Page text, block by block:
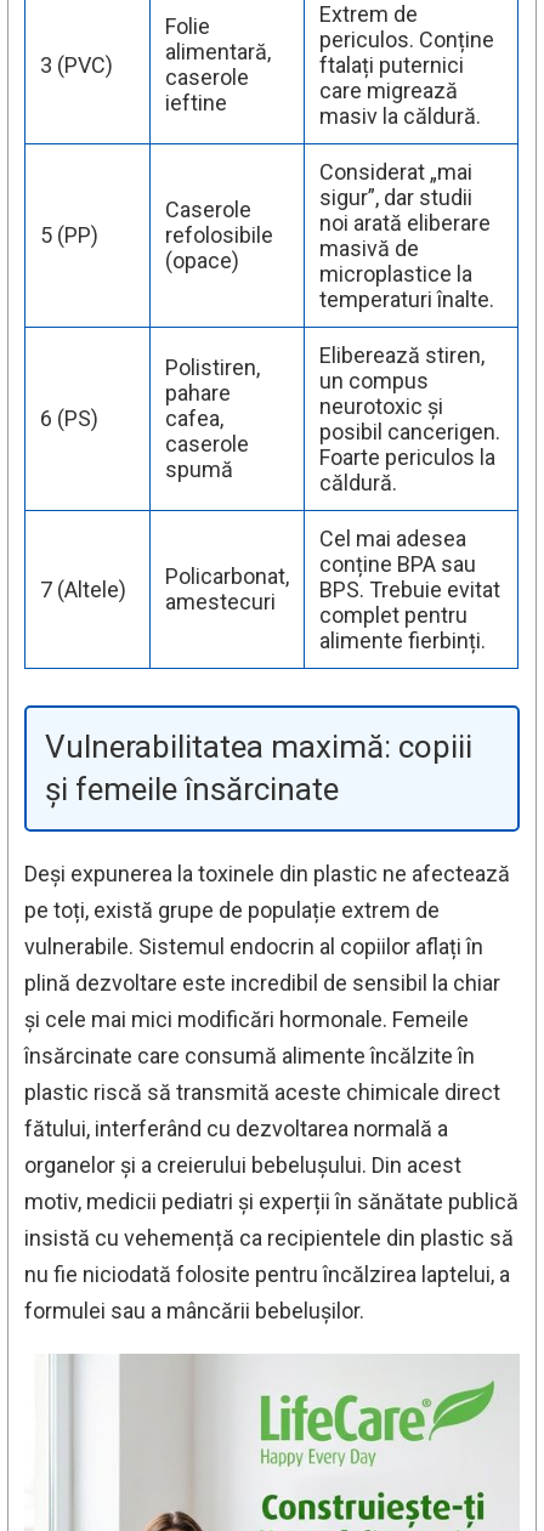
3 (PVC)
Folie
alimentară,
caserole
ieftine
Extrem de
periculos. Conține
ftalați puternici
care migrează
masiv la căldură.
5 (PP)
Caserole
refolosibile
(opace)
Considerat „mai
sigur”, dar studii
noi arată eliberare
masivă de
microplastice la
temperaturi înalte.
6 (PS)
Polistiren,
pahare
cafea,
caserole
spumă
Eliberează stiren,
un compus
neurotoxic și
posibil cancerigen.
Foarte periculos la
căldură.
7 (Altele)
Policarbonat,
amestecuri
Cel mai adesea
conține BPA sau
BPS. Trebuie evitat
complet pentru
alimente fierbinți.
Vulnerabilitatea maximă: copiii
și femeile însărcinate
Deși expunerea la toxinele din plastic ne afectează
pe toți, există grupe de populație extrem de
vulnerabile. Sistemul endocrin al copiilor aflați în
plină dezvoltare este incredibil de sensibil la chiar
și cele mai mici modificări hormonale. Femeile
însărcinate care consumă alimente încălzite în
plastic riscă să transmită aceste chimicale direct
fătului, interferând cu dezvoltarea normală a
organelor și a creierului bebelușului. Din acest
motiv, medicii pediatri și experții în sănătate publică
insistă cu vehemență ca recipientele din plastic să
nu fie niciodată folosite pentru încălzirea laptelui, a
formulei sau a mâncării bebelușilor.